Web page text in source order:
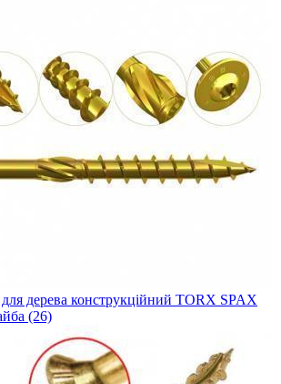
дерева конструкційний TORX SPAX
(26)